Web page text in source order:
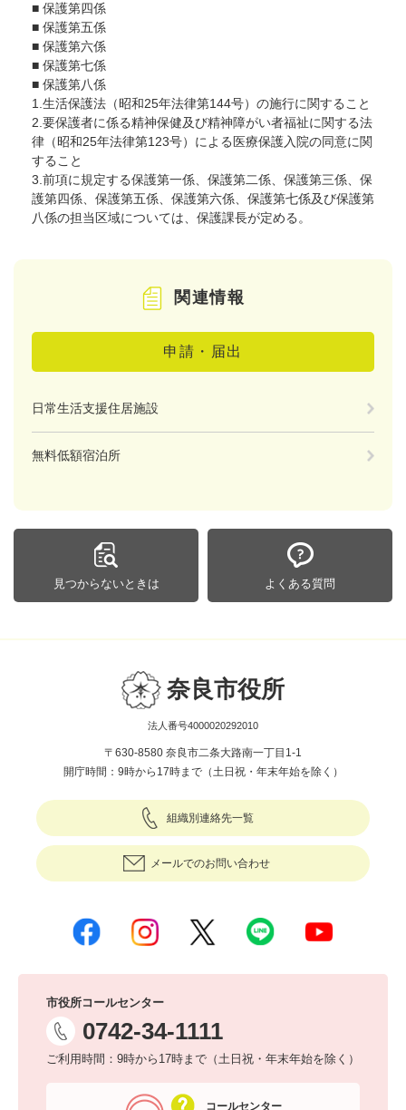
■ 保護第四係
■ 保護第五係
■ 保護第六係
■ 保護第七係
■ 保護第八係
1.生活保護法（昭和25年法律第144号）の施行に関すること
2.要保護者に係る精神保健及び精神障がい者福祉に関する法
律（昭和25年法律第123号）による医療保護入院の同意に関
すること
3.前項に規定する保護第一係、保護第二係、保護第三係、保
護第四係、保護第五係、保護第六係、保護第七係及び保護第
八係の担当区域については、保護課長が定める。
関連情報
申請・届出
日常生活支援住居施設
無料低額宿泊所
見つからないときは よくある質問
奈良市役所
法人番号4000020292010
〒630-8580 奈良市二条大路南一丁目1-1
開庁時間：9時から17時まで（土日祝・年末年始を除く）
組織別連絡先一覧
メールでのお問い合わせ
市役所コールセンター
0742-34-1111
ご利用時間：9時から17時まで（土日祝・年末年始を除く）
コールセンター